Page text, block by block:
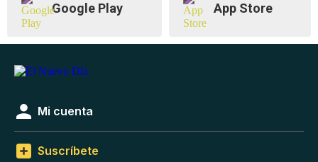
Google Play App Store
Mi cuenta
Suscríbete